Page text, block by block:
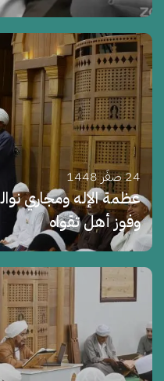
24 صفَر 1448
عظمة الإله ومجاري
وفوز أهل تقواه